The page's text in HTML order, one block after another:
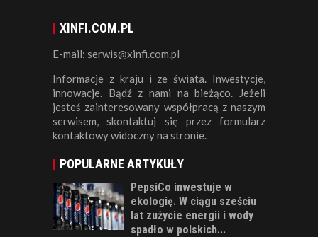
XINFI.COM.PL
E-mail: serwis@xinfi.com.pl
Informacje z kraju i ze świata. Inwestycje,
innowacje. Bądź z nami na bieżąco. Jeżeli
jesteś zainteresowany współpracą z naszym
serwisem, skontaktuj się przez formularz
kontaktowy widoczny na stronie.
POPULARNE ARTYKUŁY
PepsiCo inwestuje w
ekologię. W ciągu sześciu
lat zużycie energii i wody
spadło w polskich...